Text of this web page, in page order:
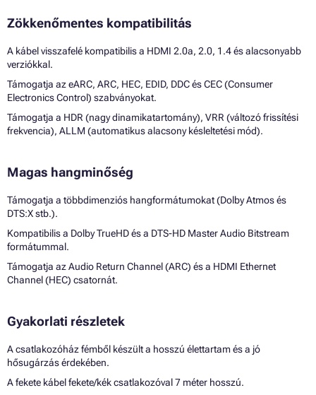
Zökkenőmentes kompatibilitás
A kábel visszafelé kompatibilis a HDMI 2.0a, 2.0, 1.4 és alacsonyabb
verziókkal.
Támogatja az eARC, ARC, HEC, EDID, DDC és CEC (Consumer
Electronics Control) szabványokat.
Támogatja a HDR (nagy dinamikatartomány), VRR (változó frissítési
frekvencia), ALLM (automatikus alacsony késleltetési mód).
Magas hangminőség
Támogatja a többdimenziós hangformátumokat (Dolby Atmos és
DTS:X stb.).
Kompatibilis a Dolby TrueHD és a DTS-HD Master Audio Bitstream
formátummal.
Támogatja az Audio Return Channel (ARC) és a HDMI Ethernet
Channel (HEC) csatornát.
Gyakorlati részletek
A csatlakozóház fémből készült a hosszú élettartam és a jó
hősugárzás érdekében.
A fekete kábel fekete/kék csatlakozóval 7 méter hosszú.